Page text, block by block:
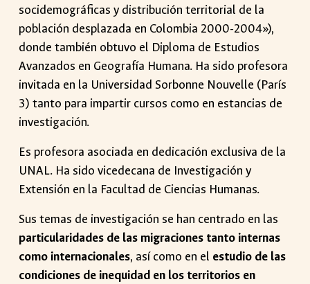
socidemográficas y distribución territorial de la
población desplazada en Colombia 2000-2004»),
donde también obtuvo el Diploma de Estudios
Avanzados en Geografía Humana. Ha sido profesora
invitada en la Universidad Sorbonne Nouvelle (París
3) tanto para impartir cursos como en estancias de
investigación.
Es profesora asociada en dedicación exclusiva de la
UNAL. Ha sido vicedecana de Investigación y
Extensión en la Facultad de Ciencias Humanas.
Sus temas de investigación se han centrado en las
particularidades de las migraciones tanto internas
como internacionales, así como en el estudio de las
condiciones de inequidad en los territorios en